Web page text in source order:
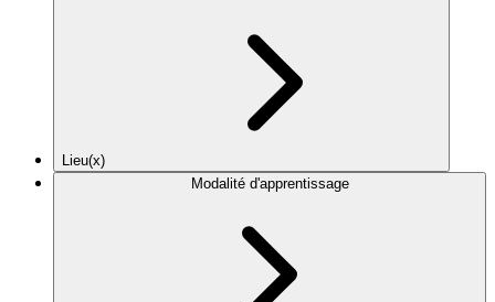
Lieu(x)
Modalité d'apprentissage